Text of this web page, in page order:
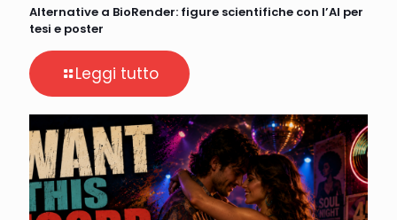
Alternative a BioRender: figure scientifiche con l’AI per
tesi e poster
Leggi tutto